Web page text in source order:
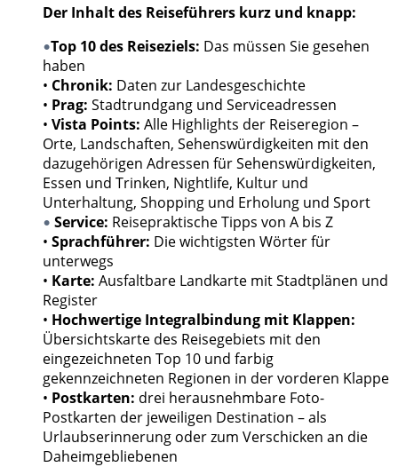
Der Inhalt des Reiseführers kurz und knapp:
•Top 10 des Reiseziels: Das müssen Sie gesehen
haben
• Chronik: Daten zur Landesgeschichte
• Prag: Stadtrundgang und Serviceadressen
• Vista Points: Alle Highlights der Reiseregion –
Orte, Landschaften, Sehenswürdigkeiten mit den
dazugehörigen Adressen für Sehenswürdigkeiten,
Essen und Trinken, Nightlife, Kultur und
Unterhaltung, Shopping und Erholung und Sport
• Service: Reisepraktische Tipps von A bis Z
• Sprachführer: Die wichtigsten Wörter für
unterwegs
• Karte: Ausfaltbare Landkarte mit Stadtplänen und
Register
• Hochwertige Integralbindung mit Klappen:
Übersichtskarte des Reisegebiets mit den
eingezeichneten Top 10 und farbig
gekennzeichneten Regionen in der vorderen Klappe
• Postkarten: drei herausnehmbare Foto-
Postkarten der jeweiligen Destination – als
Urlaubserinnerung oder zum Verschicken an die
Daheimgebliebenen